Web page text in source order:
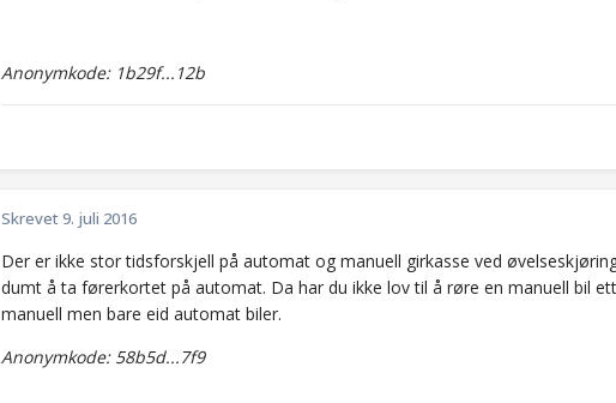
Anonymkode: 1b29f...12b
Skrevet9. juli 2016
Der er ikke stor tidsforskjell på automat og manuell girkasse ved
dumt å ta førerkortet på automat. Da har du ikke lov til å røre en manuell bil
manuell men bare eid automat biler.
Anonymkode: 58b5d...7f9